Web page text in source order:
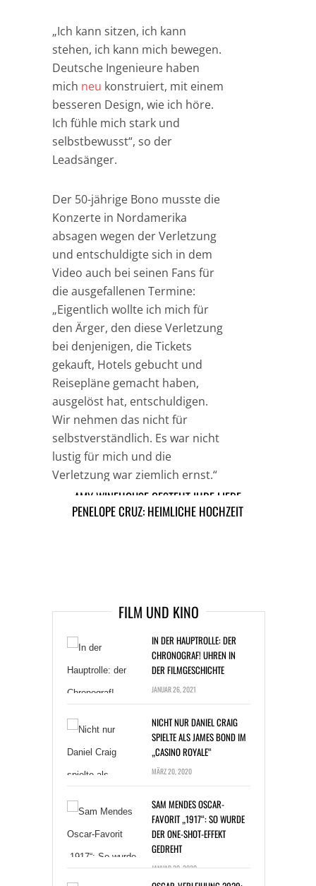
„Ich kann sitzen, ich kann
stehen, ich kann mich bewegen.
Deutsche Ingenieure haben
mich neu konstruiert, mit einem
besseren Design, wie ich höre.
Ich fühle mich stark und
selbstbewusst“, so der
Leadsänger.
Der 50-jährige Bono musste die
Konzerte in Nordamerika
absagen wegen der Verletzung
und entschuldigte sich in dem
Video auch bei seinen Fans für
die ausgefallenen Termine:
„Eigentlich wollte ich mich für
den Ärger, den diese Verletzung
bei denjenigen, die Tickets
gekauft, Hotels gebucht und
Reisepläne gemacht haben,
ausgelöst hat, entschuldigen.
Wir nehmen das nicht für
selbstverständlich. Es war nicht
lustig für mich und die
Verletzung war ziemlich ernst.“
TAGS MUSIK NEWS
AMY WINEHOUSE GESTEHT IHRE LIEBE
PENELOPE CRUZ: HEIMLICHE HOCHZEIT
FILM UND KINO
IN DER HAUPTROLLE: DER
CHRONOGRAF! UHREN IN
DER FILMGESCHICHTE
JANUAR 26, 2021
NICHT NUR DANIEL CRAIG
SPIELTE ALS JAMES BOND IM
„CASINO ROYALE“
MÄRZ 20, 2020
SAM MENDES OSCAR-
FAVORIT „1917“: SO WURDE
DER ONE-SHOT-EFFEKT
GEDREHT
JANUAR 20, 2020